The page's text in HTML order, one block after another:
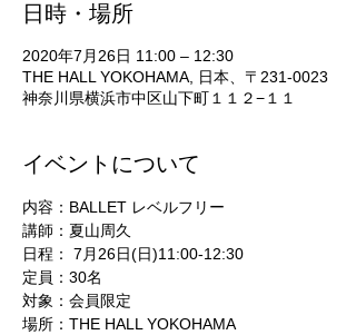
日時・場所
2020年7月26日 11:00 – 12:30
THE HALL YOKOHAMA, 日本、〒231-0023
神奈川県横浜市中区山下町１１２−１１
イベントについて
内容：BALLET レベルフリー
講師：夏山周久
日程： 7月26日(日)11:00-12:30
定員：30名
対象：会員限定
場所：THE HALL YOKOHAMA